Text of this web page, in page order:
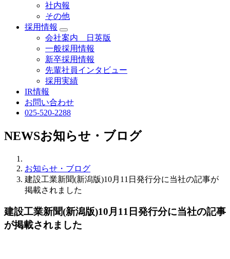
社内報
その他
採用情報
会社案内 日英版
一般採用情報
新卒採用情報
先輩社員インタビュー
採用実績
IR情報
お問い合わせ
025-520-2288
NEWSお知らせ・ブログ
お知らせ・ブログ
建設工業新聞(新潟版)10月11日発行分に当社の記事が
掲載されました
建設工業新聞(新潟版)10月11日発行分に当社の記事
が掲載されました